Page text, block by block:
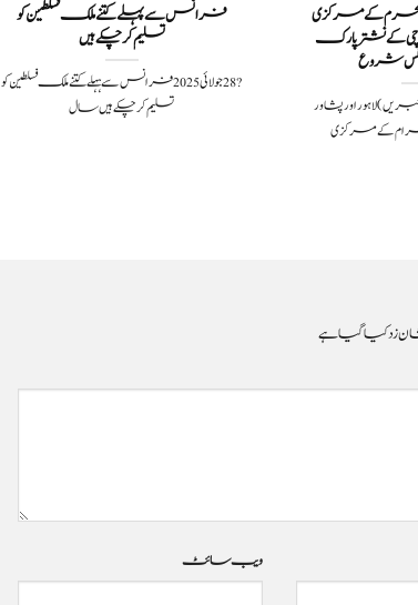
پشاور میں 9 محرم کے مرکزی
کے نشترپارک
شروع
(سچ خبریں) لاہور اور پشاور
فرانس سے پہلے کتنے ملک فسلطین کو
تسلیم کر چکے ہیں
?️ 28 جولائی 2025فرانس سے ہہلے کتنے ملک فسلطین کو
تسلیم کر چکے ہیں سال
زد کیا گیا ہے
ویب‌ سائٹ